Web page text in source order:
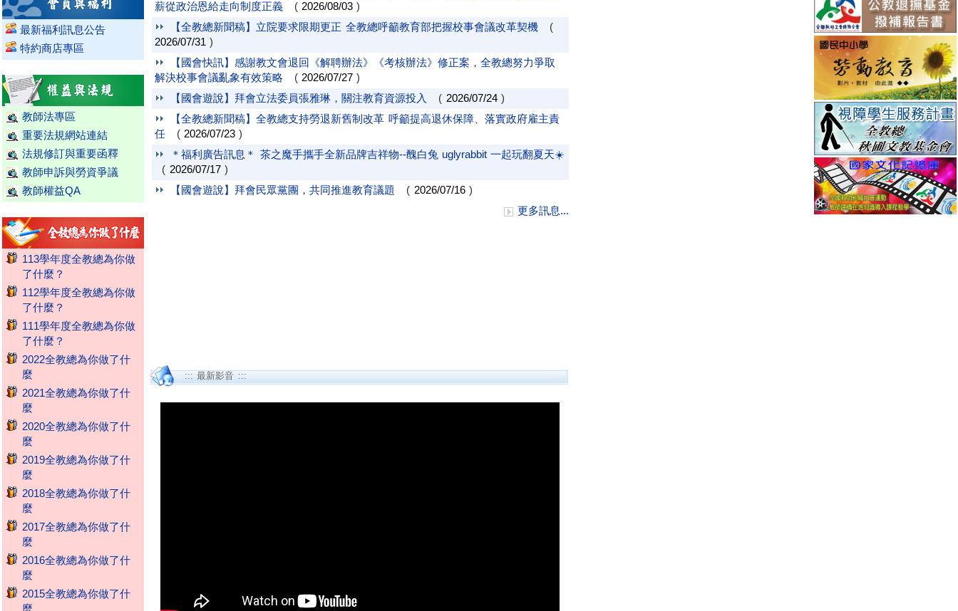
最新福利訊息公告
特約商店專區
教師法專區
重要法規網站連結
法規修訂與重要函釋
教師申訴與勞資爭議
教師權益QA
113學年度全教總為你做
了什麼？
112學年度全教總為你做
了什麼？
111學年度全教總為你做
了什麼？
2022全教總為你做了什
麼
2021全教總為你做了什
麼
2020全教總為你做了什
麼
2019全教總為你做了什
麼
2018全教總為你做了什
麼
2017全教總為你做了什
麼
2016全教總為你做了什
麼
2015全教總為你做了什
薪從政治恩給走向制度正義( 2026/08/03)
【全教總新聞稿】立院要求限期更正 全教總呼籲教育部把握校事會議改革契機(
2026/07/31 )
【國會快訊】感謝教文會退回《解聘辦法》《考核辦法》修正案，全教總努力爭取
解決校事會議亂象有效策略( 2026/07/27)
【國會遊說】拜會立法委員張雅琳，關注教育資源投入
( 2026/07/24)
【全教總新聞稿】全教總支持勞退新舊制改革 呼籲提高退休保障、落實政府雇主責
任( 2026/07/23)
＊福利廣告訊息＊ 茶之魔手攜手全新品牌吉祥物--醜白兔 uglyrabbit 一起玩翻夏天☀️
( 2026/07/17)
【國會遊說】拜會民眾黨團，共同推進教育議題
( 2026/07/16)
更多訊息...
::: 最新影音 :::